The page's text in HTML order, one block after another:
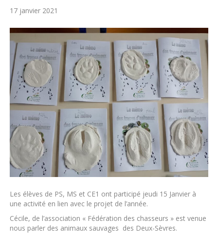
17 janvier 2021
Les élèves de PS, MS et CE1 ont participé jeudi 15 Janvier à
une activité en lien avec le projet de l’année.
Cécile, de l’association « Fédération des chasseurs » est venue
nous parler des animaux sauvages des Deux-Sèvres.